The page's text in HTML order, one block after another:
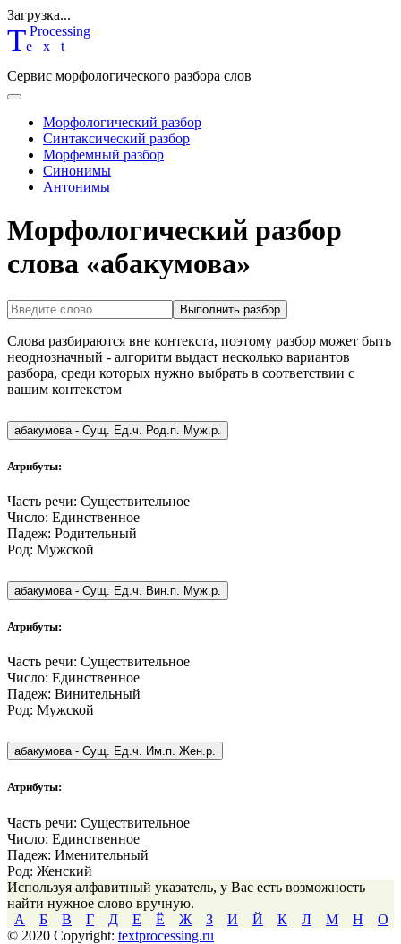
Загрузка...
Text
Processing
Сервис морфологического разбора слов
Морфологический разбор
Синтаксический разбор
Морфемный разбор
Синонимы
Антонимы
Морфологический разбор
слова «абакумова»
Выполнить разбор
Слова разбираются вне контекста, поэтому разбор может быть
неоднозначный - алгоритм выдаст несколько вариантов
разбора, среди которых нужно выбрать в соответствии с
вашим контекстом
абакумова - Сущ. Ед.ч. Род.п. Муж.р.
Атрибуты:
Часть речи: Существительное
Число: Единственное
Падеж: Родительный
Род: Мужской
абакумова - Сущ. Ед.ч. Вин.п. Муж.р.
Атрибуты:
Часть речи: Существительное
Число: Единственное
Падеж: Винительный
Род: Мужской
абакумова - Сущ. Ед.ч. Им.п. Жен.р.
Атрибуты:
Часть речи: Существительное
Число: Единственное
Падеж: Именительный
Род: Женский
Используя алфавитный указатель, у Вас есть возможность
найти нужное слово вручную.
А
Б В Г Д Е Ё Ж З И Й К Л М Н
О
© 2020 Copyright: textprocessing.ru